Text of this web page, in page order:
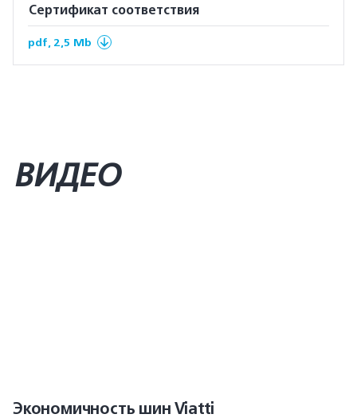
Сертификат соответствия
pdf, 2,5 Mb
ВИДЕО
Экономичность шин Viatti